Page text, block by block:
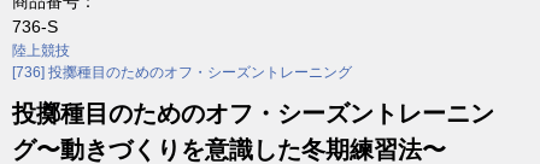
736-S
陸上競技
[736] 投擲種目のためのオフ・シーズントレーニング
投擲種目のためのオフ・シーズントレーニン
グ〜動きづくりを意識した冬期練習法〜